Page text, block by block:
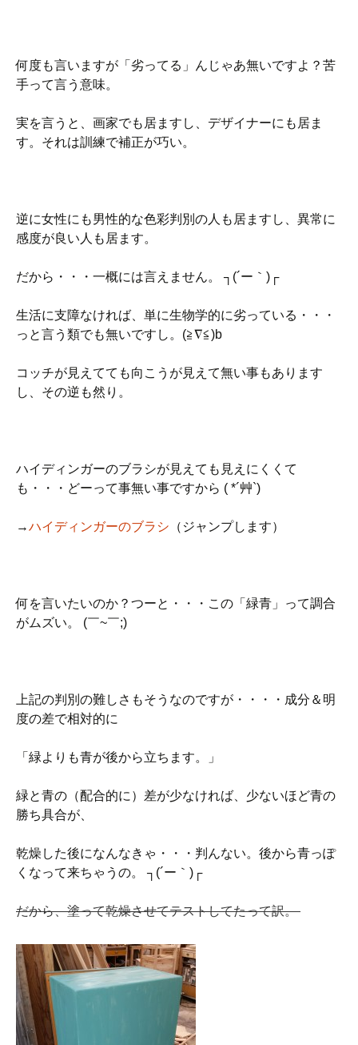
何度も言いますが「劣ってる」んじゃあ無いですよ？苦
手って言う意味。
実を言うと、画家でも居ますし、デザイナーにも居ま
す。それは訓練で補正が巧い。
逆に女性にも男性的な色彩判別の人も居ますし、異常に
感度が良い人も居ます。
だから・・・一概には言えません。 ┐(´ー｀)┌
生活に支障なければ、単に生物学的に劣っている・・・
っと言う類でも無いですし。(≧∇≦)b
コッチが見えてても向こうが見えて無い事もあります
し、その逆も然り。
ハイディンガーのブラシが見えても見えにくくて
も・・・どーって事無い事ですから ( *´艸`)
→ハイディンガーのブラシ （ジャンプします）
何を言いたいのか？つーと・・・この「緑青」って調合
がムズい。 (￣~￣;)
上記の判別の難しさもそうなのですが・・・・成分＆明
度の差で相対的に
「緑よりも青が後から立ちます。」
緑と青の（配合的に）差が少なければ、少ないほど青の
勝ち具合が、
乾燥した後になんなきゃ・・・判んない。後から青っぽ
くなって来ちゃうの。 ┐(´ー｀)┌
だから、塗って乾燥させてテストしてたって訳。